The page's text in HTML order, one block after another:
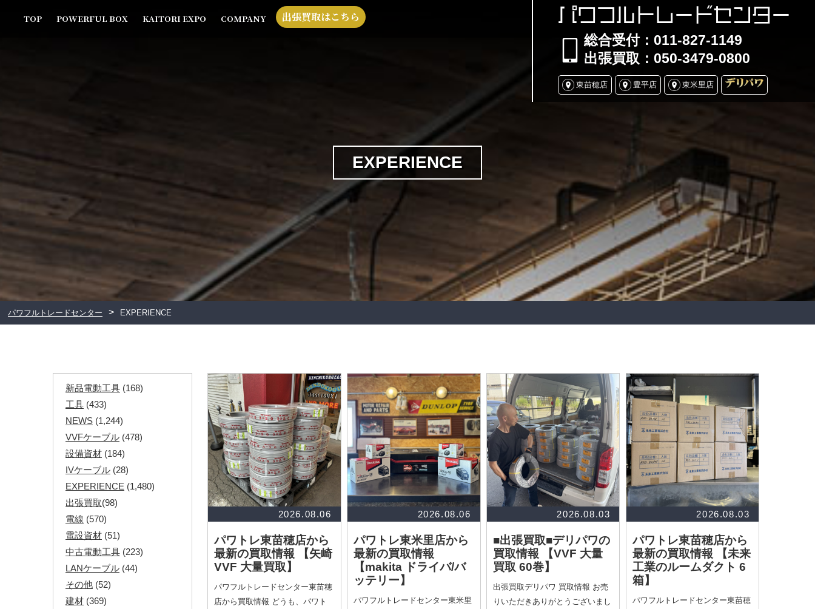
パワフルトレードセンター
総合受付：011-827-1149
出張買取：050-3479-0800
東苗穂店 豊平店 東米里店
TOP POWERFUL BOX KAITORI EXPO COMPANY 出張買取はこちら
EXPERIENCE
パワフルトレードセンター > EXPERIENCE
新品電動工具 (168)
工具 (433)
NEWS (1,244)
VVFケーブル (478)
設備資材 (184)
IVケーブル (28)
EXPERIENCE (1,480)
出張買取(98)
電線 (570)
電設資材 (51)
中古電動工具 (223)
LANケーブル (44)
その他 (52)
建材 (369)
2026.08.06
パワトレ東苗穂店から
最新の買取情報
【矢崎
VVF 大量買取】
パワフルトレードセンター東苗穂
店から買取情報 どうも、パワト
2026.08.06
パワトレ東米里店から
最新の買取情報
【makita ドライバ/バ
ッテリー】
パワフルトレードセンター東米里
2026.08.03
■出張買取■デリパワの
買取情報
【VVF 大量
買取 60巻】
出張買取デリパワ 買取情報 お売
りいただきありがとうございまし
2026.08.03
パワトレ東苗穂店から
最新の買取情報
【未来
工業のルームダクト 6
箱】
パワフルトレードセンター東苗穂